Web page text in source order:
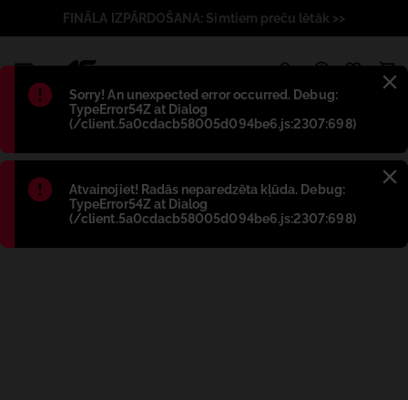
Błąd:
Sorry! An unexpected error occurred. Debug:
TypeError54Z at Dialog
(/client.5a0cdacb58005d094be6.js:2307:698)
Błąd:
Atvainojiet! Radās neparedzēta kļūda. Debug:
TypeError54Z at Dialog
(/client.5a0cdacb58005d094be6.js:2307:698)
FINĀLA IZPĀRDOŠANA: Simtiem preču lētāk >>